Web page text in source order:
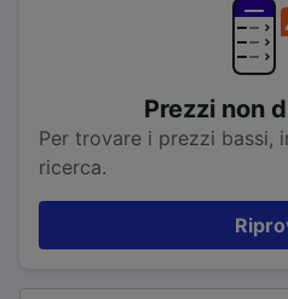
Prezzi non
Per trovare i prezzi bassi,
ricerca.